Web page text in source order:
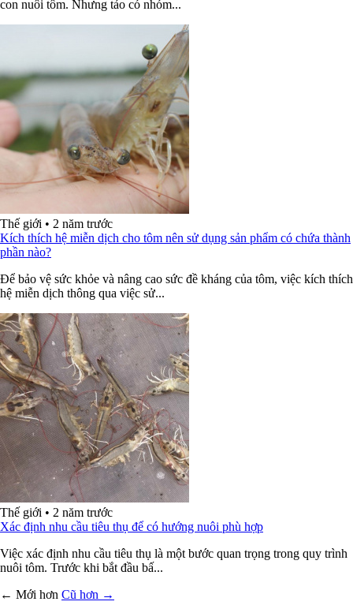
con nuôi tôm. Nhưng tảo có nhóm...
Thế giới • 2 năm trước
Kích thích hệ miễn dịch cho tôm nên sử dụng sản phẩm có chứa thành
phần nào?
Để bảo vệ sức khỏe và nâng cao sức đề kháng của tôm, việc kích thích
hệ miễn dịch thông qua việc sử...
Thế giới • 2 năm trước
Xác định nhu cầu tiêu thụ để có hướng nuôi phù hợp
Việc xác định nhu cầu tiêu thụ là một bước quan trọng trong quy trình
nuôi tôm. Trước khi bắt đầu bấ...
← Mới hơn Cũ hơn →